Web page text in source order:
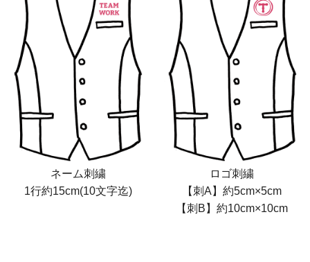
ネーム刺繍
1行約15cm(10文字迄)
ロゴ刺繍
【刺A】約5cm×5cm
【刺B】約10cm×10cm